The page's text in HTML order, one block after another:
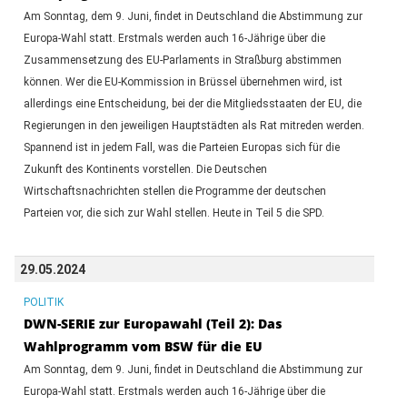
Am Sonntag, dem 9. Juni, findet in Deutschland die Abstimmung zur
Europa-Wahl statt. Erstmals werden auch 16-Jährige über die
Zusammensetzung des EU-Parlaments in Straßburg abstimmen
können. Wer die EU-Kommission in Brüssel übernehmen wird, ist
allerdings eine Entscheidung, bei der die Mitgliedsstaaten der EU, die
Regierungen in den jeweiligen Hauptstädten als Rat mitreden werden.
Spannend ist in jedem Fall, was die Parteien Europas sich für die
Zukunft des Kontinents vorstellen. Die Deutschen
Wirtschaftsnachrichten stellen die Programme der deutschen
Parteien vor, die sich zur Wahl stellen. Heute in Teil 5 die SPD.
29.05.2024
POLITIK
DWN-SERIE zur Europawahl (Teil 2): Das
Wahlprogramm vom BSW für die EU
Am Sonntag, dem 9. Juni, findet in Deutschland die Abstimmung zur
Europa-Wahl statt. Erstmals werden auch 16-Jährige über die